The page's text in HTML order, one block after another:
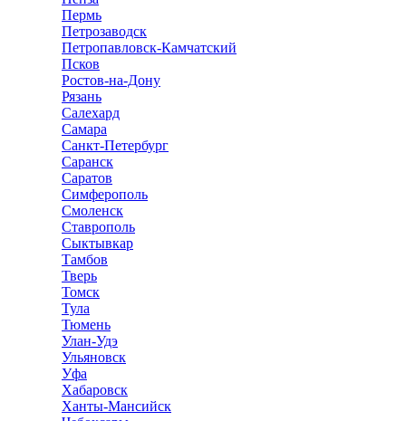
Пермь
Петрозаводск
Петропавловск-Камчатский
Псков
Ростов-на-Дону
Рязань
Салехард
Самара
Санкт-Петербург
Саранск
Саратов
Симферополь
Смоленск
Ставрополь
Сыктывкар
Тамбов
Тверь
Томск
Тула
Тюмень
Улан-Удэ
Ульяновск
Уфа
Хабаровск
Ханты-Мансийск